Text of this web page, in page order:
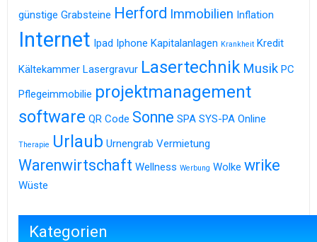
günstige Grabsteine Herford Immobilien Inflation
Internet Ipad Iphone Kapitalanlagen Krankheit Kredit
Kältekammer Lasergravur Lasertechnik Musik PC
Pflegeimmobilie projektmanagement
software QR Code Sonne SPA SYS-PA Online
Therapie Urlaub Urnengrab Vermietung
Warenwirtschaft Wellness Werbung Wolke wrike
Wüste
Kategorien